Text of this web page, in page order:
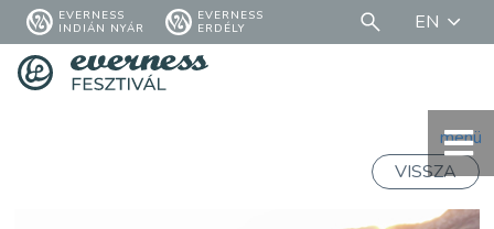
EVERNESS
INDIÁN NYÁR
EVERNESS
ERDÉLY
EN
menü
VISSZA